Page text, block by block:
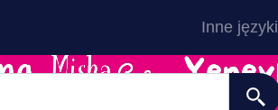
Inne języki